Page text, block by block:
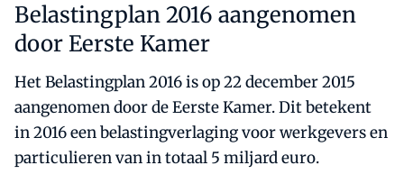
Belastingplan 2016 aangenomen
door Eerste Kamer
Het Belastingplan 2016 is op 22 december 2015
aangenomen door de Eerste Kamer. Dit betekent
in 2016 een belastingverlaging voor werkgevers en
particulieren van in totaal 5 miljard euro.